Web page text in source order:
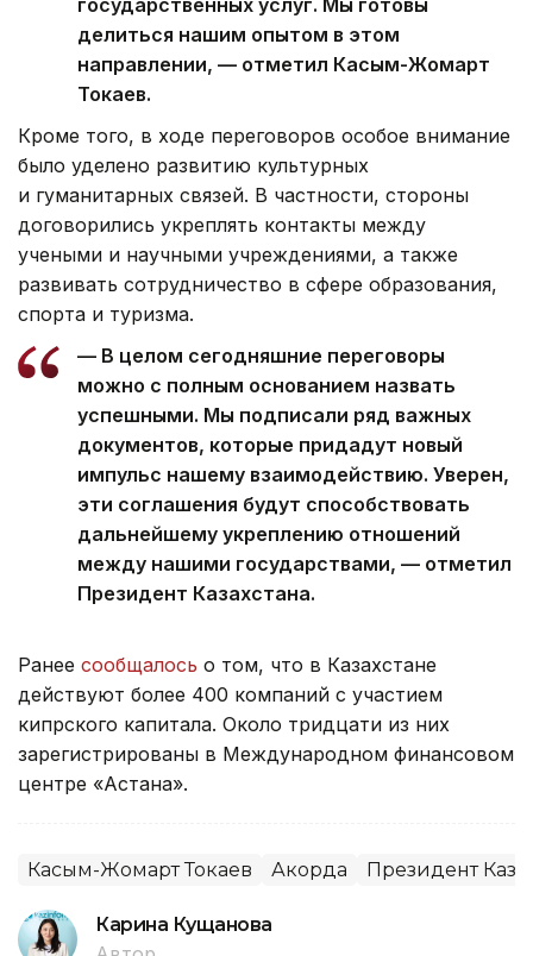
делиться нашим опытом в этом
направлении, — отметил Касым-Жомарт
Токаев.
Кроме того, в ходе переговоров особое внимание
было уделено развитию культурных
и гуманитарных связей. В частности, стороны
договорились укреплять контакты между
учеными и научными учреждениями, а также
развивать сотрудничество в сфере образования,
спорта и туризма.
— В целом сегодняшние переговоры
можно с полным основанием назвать
успешными. Мы подписали ряд важных
документов, которые придадут новый
импульс нашему взаимодействию. Уверен,
эти соглашения будут способствовать
дальнейшему укреплению отношений
между нашими государствами, — отметил
Президент Казахстана.
Ранее сообщалось о том, что в Казахстане
действуют более 400 компаний с участием
кипрского капитала. Около тридцати из них
зарегистрированы в Международном финансовом
центре «Астана».
Касым-Жомарт Токаев Акорда Президент
Карина Кущанова